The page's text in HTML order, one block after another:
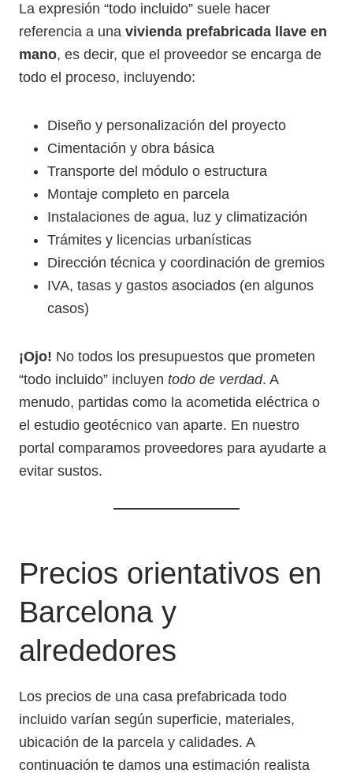
La expresión “todo incluido” suele hacer
referencia a una vivienda prefabricada llave en
mano, es decir, que el proveedor se encarga de
todo el proceso, incluyendo:
Diseño y personalización del proyecto
Cimentación y obra básica
Transporte del módulo o estructura
Montaje completo en parcela
Instalaciones de agua, luz y climatización
Trámites y licencias urbanísticas
Dirección técnica y coordinación de gremios
IVA, tasas y gastos asociados (en algunos
casos)
¡Ojo! No todos los presupuestos que prometen
“todo incluido” incluyen todo de verdad. A
menudo, partidas como la acometida eléctrica o
el estudio geotécnico van aparte. En nuestro
portal comparamos proveedores para ayudarte a
evitar sustos.
Precios orientativos en
Barcelona y
alrededores
Los precios de una casa prefabricada todo
incluido varían según superficie, materiales,
ubicación de la parcela y calidades. A
continuación te damos una estimación realista